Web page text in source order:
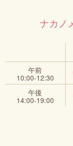
ナカノ
午前
10:00‐12:30
午後
14:00‐19:00